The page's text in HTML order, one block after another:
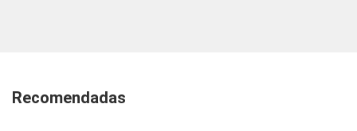
Recomendadas